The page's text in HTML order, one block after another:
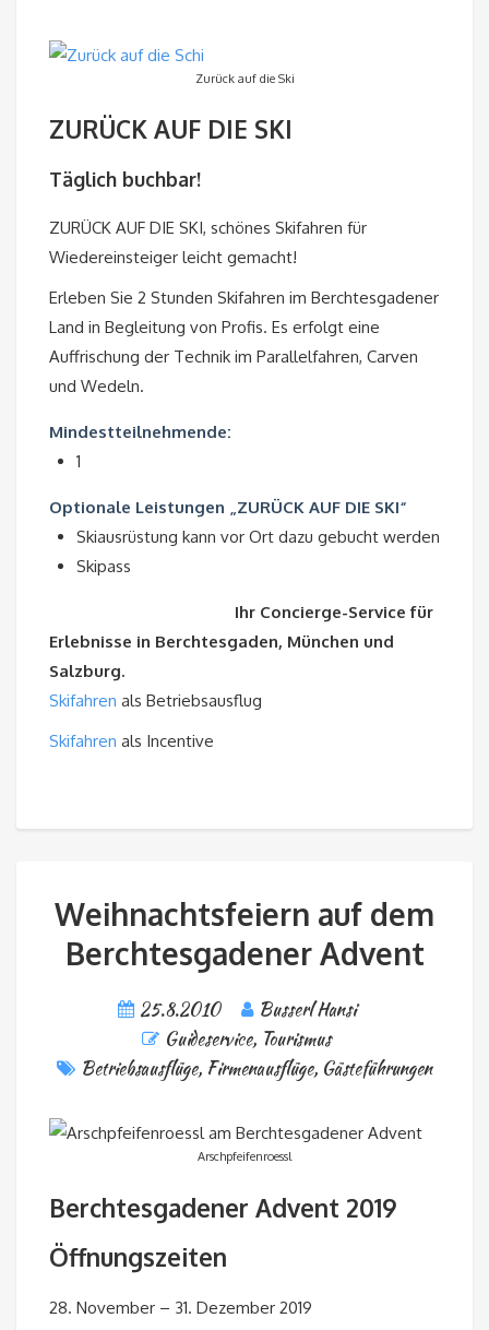
Zurück auf die Ski
ZURÜCK AUF DIE SKI
Täglich buchbar!
ZURÜCK AUF DIE SKI, schönes Skifahren für
Wiedereinsteiger leicht gemacht!
Erleben Sie 2 Stunden Skifahren im Berchtesgadener
Land in Begleitung von Profis. Es erfolgt eine
Auffrischung der Technik im Parallelfahren, Carven
und Wedeln.
Mindestteilnehmende:
1
Optionale Leistungen „ZURÜCK AUF DIE SKI“
Skiausrüstung kann vor Ort dazu gebucht werden
Skipass
Ihr Concierge-Service für
Erlebnisse in Berchtesgaden, München und
Salzburg.
Skifahren als Betriebsausflug
Skifahren als Incentive
Weihnachtsfeiern auf dem
Berchtesgadener Advent
25.8.2010
Busserl Hansi
Guideservice, Tourismus
Betriebsausflüge, Firmenausflüge, Gästeführungen
Arschpfeifenroessl
Berchtesgadener Advent 2019
Öffnungszeiten
28. November – 31. Dezember 2019